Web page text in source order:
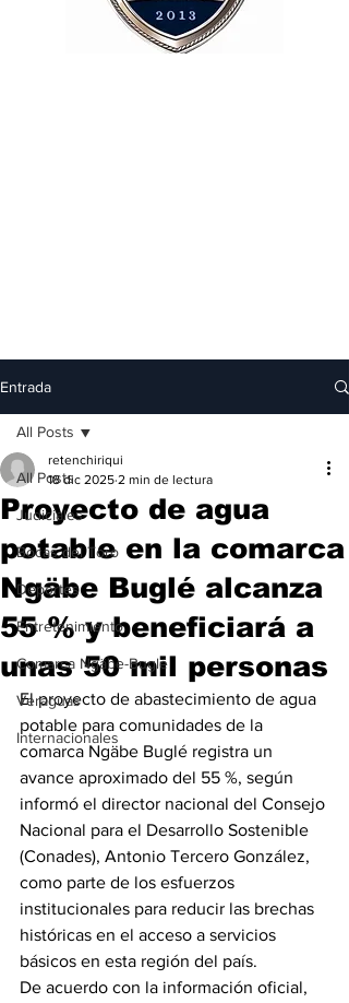
Entrada
All Posts
Judiciales
Bocas del Toro
Deportes
Entretenimiento
Comarca Ngäbe-Buglé
Veraguas
Internacionales
All Posts
Proyecto de agua
potable en la comarca
Ngäbe Buglé alcanza
55 % y beneficiará a
unas 50 mil personas
retenchiriqui
18 dic 2025 2 min de lectura
El proyecto de abastecimiento de agua
potable para comunidades de la
comarca Ngäbe Buglé registra un
avance aproximado del 55 %, según
informó el director nacional del Consejo
Nacional para el Desarrollo Sostenible
(Conades), Antonio Tercero González,
como parte de los esfuerzos
institucionales para reducir las brechas
históricas en el acceso a servicios
básicos en esta región del país.
De acuerdo con la información oficial,